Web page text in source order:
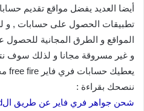
أيضا العديد يفضل مواقع تقديم
تطبيقات الحصول على حسابات , و
المواقع و الطرق المجانية
و غير مسروقة مجانا و لذلك سوف
يعطيك حسابات فري فاير free fire مجانية لسنة 2023 مجانا.
ننصحك بقراءة :
شحن جواهر فري فاير عن طريق الid مجانا 2023